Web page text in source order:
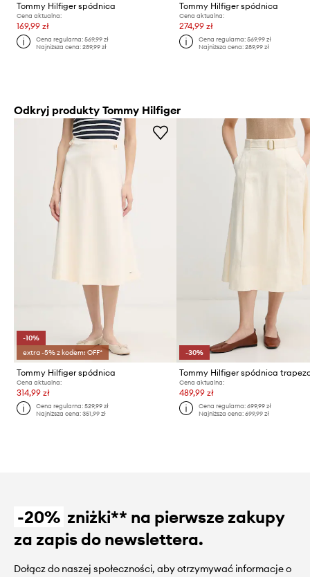
Tommy Hilfiger spódnica
Cena aktualna:
169,99 zł
Cena regularna:569,99 zł
Najniższa cena:289,99 zł
Tommy Hilfiger spódnica
Cena aktualna:
274,99 zł
Cena regularna: 569,99 zł
Najniższa cena: 289,99 zł
Odkryj produkty Tommy Hilfiger
-10%
extra -5% z kodem: OFF*
Tommy Hilfiger spódnica
Cena aktualna:
314,99 zł
Cena regularna:529,99 zł
Najniższa cena:351,99 zł
-30%
Cena aktualna:
489,99 zł
Cena regularna: 699,99 zł
Najniższa cena: 699,99 zł
-20% zniżki** na pierwsze zakupy
za zapis do newslettera.
Dołącz do naszej społeczności, aby otrzymywać informacje o